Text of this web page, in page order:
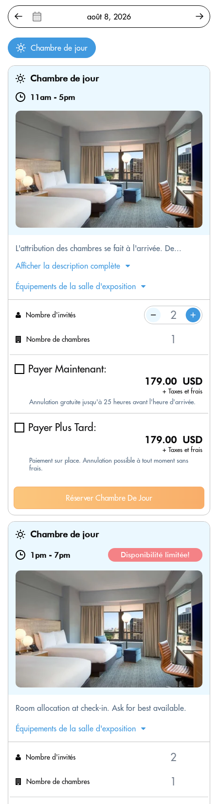
Chambre de jour
Chambre de jour
11am - 5pm
L'attribution des chambres se fait à l'arrivée. De...
Afficher la description complète
Équipements de la salle d'exposition
Nombre d'invités
Nombre de chambres
Payer Maintenant:
179.00 USD
+ Taxes et frais
Annulation gratuite jusqu'à 25 heures avant l'heure d'arrivée.
Payer Plus Tard:
179.00 USD
+ Taxes et frais
Paiement sur place. Annulation possible à tout moment sans
frais.
Réserver Chambre De Jour
Chambre de jour
1pm - 7pm Disponibilité limitée!
Room allocation at check-in. Ask for best available.
Équipements de la salle d'exposition
Nombre d'invités
Nombre de chambres